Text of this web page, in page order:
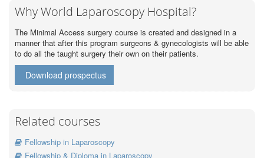
Why World Laparoscopy Hospital?
The Minimal Access surgery course is created and designed in a
manner that after this program surgeons & gynecologists will be able
to do all the taught surgery their own on their patients.
Download prospectus
Related courses
Fellowship in Laparoscopy
Fellowship & Diploma in Laparoscopy